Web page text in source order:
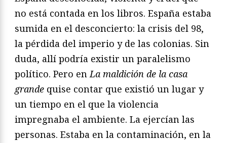
no está contada en los libros. España estaba
sumida en el desconcierto: la crisis del 98,
la pérdida del imperio y de las colonias. Sin
duda, allí podría existir un paralelismo
político. Pero enLa maldición de la casa
grande quise contar que existió un lugar y
un tiempo en el que la violencia
impregnaba el ambiente. La ejercían las
personas. Estaba en la contaminación, en la